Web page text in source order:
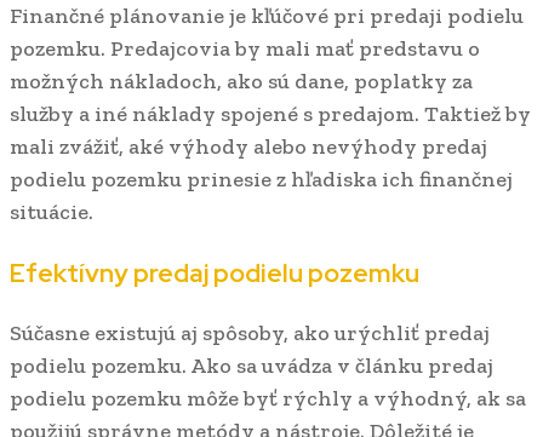
Finančné plánovanie je kľúčové pri predaji podielu
pozemku. Predajcovia by mali mať predstavu o
možných nákladoch, ako sú dane, poplatky za
služby a iné náklady spojené s predajom. Taktiež by
mali zvážiť, aké výhody alebo nevýhody predaj
podielu pozemku prinesie z hľadiska ich finančnej
situácie.
Efektívny predaj podielu pozemku
Súčasne existujú aj spôsoby, ako urýchliť predaj
podielu pozemku. Ako sa uvádza v článku predaj
podielu pozemku môže byť rýchly a výhodný, ak sa
použijú správne metódy a nástroje. Dôležité je